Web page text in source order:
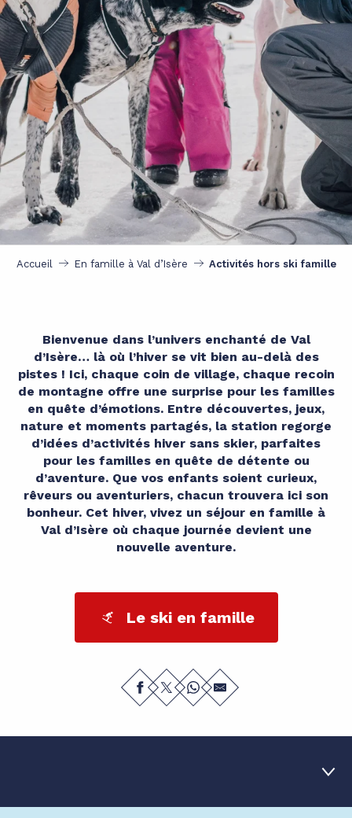
Accueil En famille à Val d’Isère Activités hors ski famille
Bienvenue dans l’univers enchanté de Val
d’Isère… là où l’hiver se vit bien au-delà des
pistes ! Ici, chaque coin de village, chaque recoin
de montagne offre une surprise pour les familles
en quête d’émotions. Entre découvertes, jeux,
nature et moments partagés, la station regorge
d’idées d’activités hiver sans skier, parfaites
pour les familles en quête de détente ou
d’aventure. Que vos enfants soient curieux,
rêveurs ou aventuriers, chacun trouvera ici son
bonheur. Cet hiver, vivez un séjour en famille à
Val d’Isère où chaque journée devient une
nouvelle aventure.
Le ski en famille